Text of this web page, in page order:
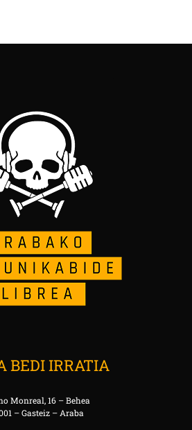
BEDI IRRATIA
Monreal, 16 – Behea
– Gasteiz – Araba